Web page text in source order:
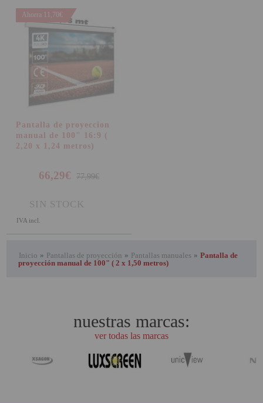
Ahorra 11,70€
Pantalla de proyeccion
manual de 100" 16:9 (
2,20 x 1,24 metros)
66,29€ 77,99€
SIN STOCK
IVA incl.
Inicio » Pantallas de proyección » Pantallas manuales » Pantalla de
proyección manual de 100" ( 2 x 1,50 metros)
nuestras marcas:
ver todas las marcas